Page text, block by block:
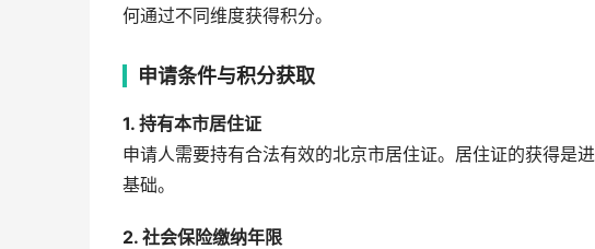
何通过不同维度获得积分。
申请条件与积分获取
1. 持有本市居住证
申请人需要持有合法有效的北京市居住证。居住证的获得是
基础。
2. 社会保险缴纳年限